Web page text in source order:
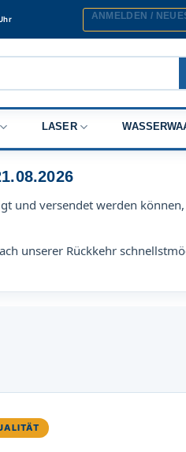
ANMELDEN /
LASER
und versendet werden
unserer Rückkehr